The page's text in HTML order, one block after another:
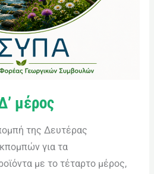
μέρος
της Δευτέρας
για τα
με το τέταρτο μέρος,